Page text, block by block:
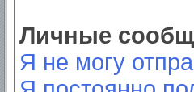
Личные
Я не могу